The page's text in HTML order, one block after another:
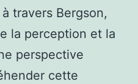
travers Bergson,
la perception et la
perspective
cette